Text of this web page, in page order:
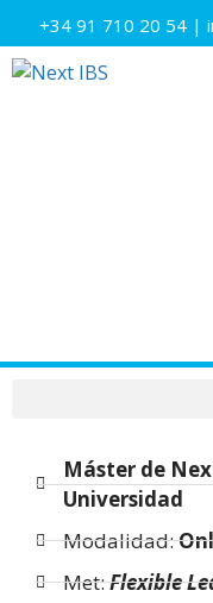
+34 91 710 20 54 |
Máster de
Universidad
Modalidad:
Met:Flexible